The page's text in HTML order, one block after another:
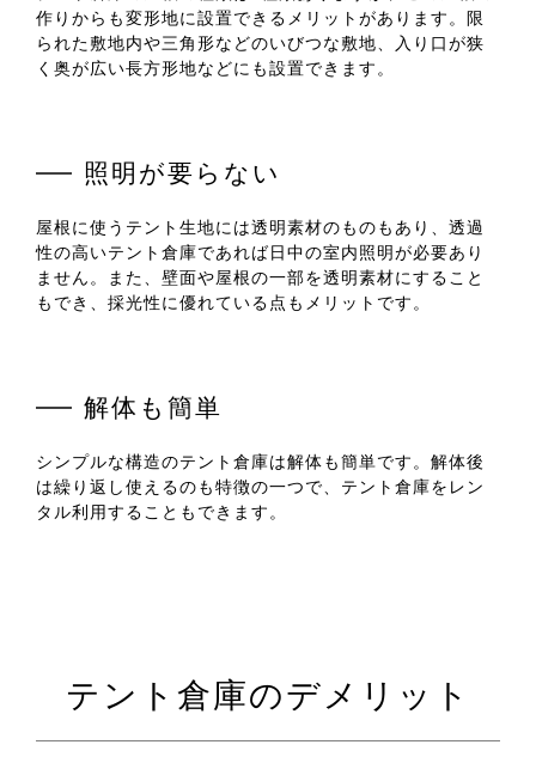
作りからも変形地に設置できるメリットがあります。限
られた敷地内や三角形などのいびつな敷地、入り口が狭
く奥が広い長方形地などにも設置できます。
照明が要らない
屋根に使うテント生地には透明素材のものもあり、透過
性の高いテント倉庫であれば日中の室内照明が必要あり
ません。また、壁面や屋根の一部を透明素材にすること
もでき、採光性に優れている点もメリットです。
解体も簡単
シンプルな構造のテント倉庫は解体も簡単です。解体後
は繰り返し使えるのも特徴の一つで、テント倉庫をレン
タル利用することもできます。
テント倉庫のデメリット